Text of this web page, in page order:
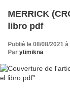
MERRICK
libro pdf
Publié le 08/08/2021
Par ytimikna